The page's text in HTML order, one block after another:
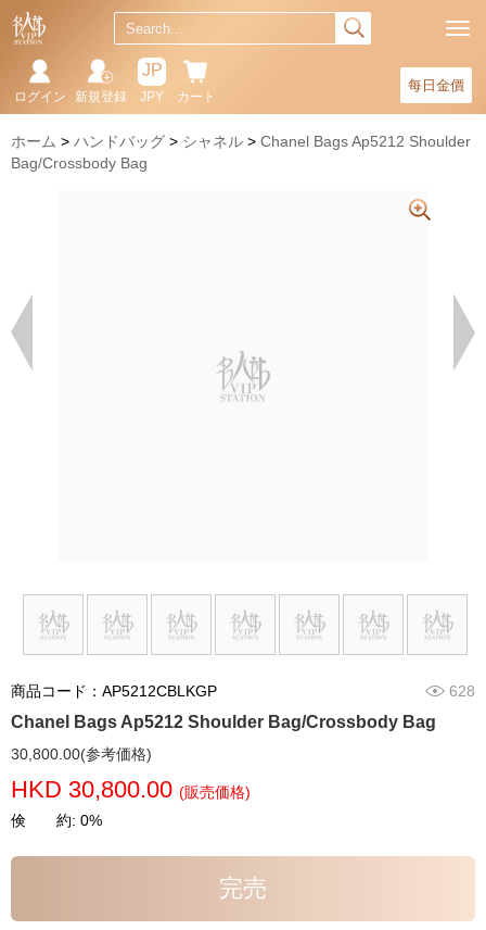
每日金價
カート
JP
JPY
新規登録
ログイン
ホーム ハンドバッグ シャネル
Chanel Bags Ap5212 Shoulder
Bag/Crossbody Bag
商品コード：AP5212CBLKGP 628
Chanel Bags Ap5212 Shoulder Bag/Crossbody Bag
30,800.00(参考価格)
HKD 30,800.00 (販売価格)
倹 約: 0%
完売